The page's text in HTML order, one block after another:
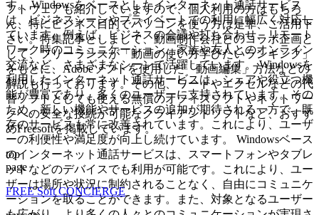
す。 Windowsをベースとしたインターネット通話サービス
は、ビジネスシーンやプライベートでの利用に幅広く対応し
ています。例えば、ビジネスの会議や打ち合わせ、リモート
ワーク時のコミュニケーション、家族や友人とのオンライン
交流など、さまざまなシーンで活躍しています。 Windowsを
利用したインターネット通話サービスは、シェアや役立つ機
能が豊富であり、多くのユーザーに支持されています。その
ため、新しい機能やサービスの追加が期待される一方で、既
存のサービスも常に改善されています。これにより、ユーザ
ーの利便性や満足度が向上し続けています。 Windowsベース
のインターネット通話サービスは、スマートフォンやタブレ
ットなどのデバイスでも利用が可能です。これにより、ユー
ザーは場所や状況に制約されることなく、自由にコミュニケ
ーションを取ることができます。また、対象となるユーザー
フトウェアも紹介していますので、個人利用の方はもちろ
ん、特にビジネス目的でパソコンを使う方は是非、ご活用下
さい。特集記事としまして、動画制作会社とのコラボ企画と
して、フリーランスが「動画の使い方学びたいランキング」
をもとに、Adobeソフトを使用した「動画編集」方法などの
解説も行っております。その他、ワードやエクセルなどの代
替ソフトとしても使える無償のオフィスソフトやネットワー
クへの安全な接続が可能なクライアントソフトなど、おすす
めFreesoftを掲載しています。
top
page
FREE Soft CONCIERGE